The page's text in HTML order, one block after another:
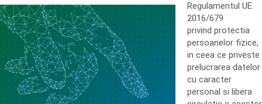
Regulamentul UE
2016/679
privind protectia
persoanelor fizice,
in ceea ce priveste
prelucrarea datelor
cu caracter
personal si libera